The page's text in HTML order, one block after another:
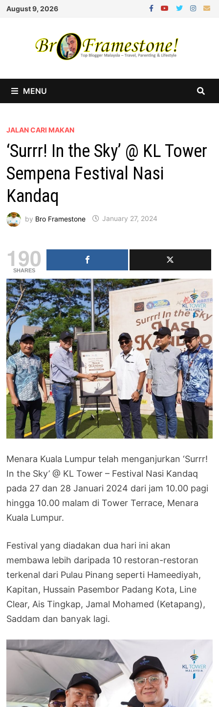
Skip
August 9, 2026
MENU
JALAN CARI MAKAN
‘Surrr! In the Sky’ @ KL Tower
Sempena Festival Nasi
Kandaq
by Bro Framestone January 27, 2024
190
SHARES
Menara Kuala Lumpur telah menganjurkan ‘Surrr!
In the Sky’ @ KL Tower – Festival Nasi Kandaq
pada 27 dan 28 Januari 2024 dari jam 10.00 pagi
hingga 10.00 malam di Tower Terrace, Menara
Kuala Lumpur.
Festival yang diadakan dua hari ini akan
membawa lebih daripada 10 restoran-restoran
terkenal dari Pulau Pinang seperti Hameediyah,
Kapitan, Hussain Pasembor Padang Kota, Line
Clear, Ais Tingkap, Jamal Mohamed (Ketapang),
Saddam dan banyak lagi.